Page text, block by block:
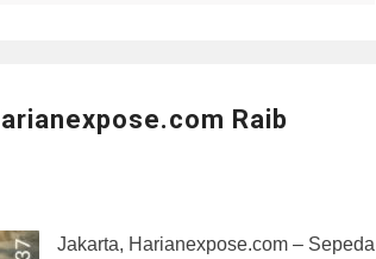
Raib
Jakarta, Harianexpose.com – Sepeda